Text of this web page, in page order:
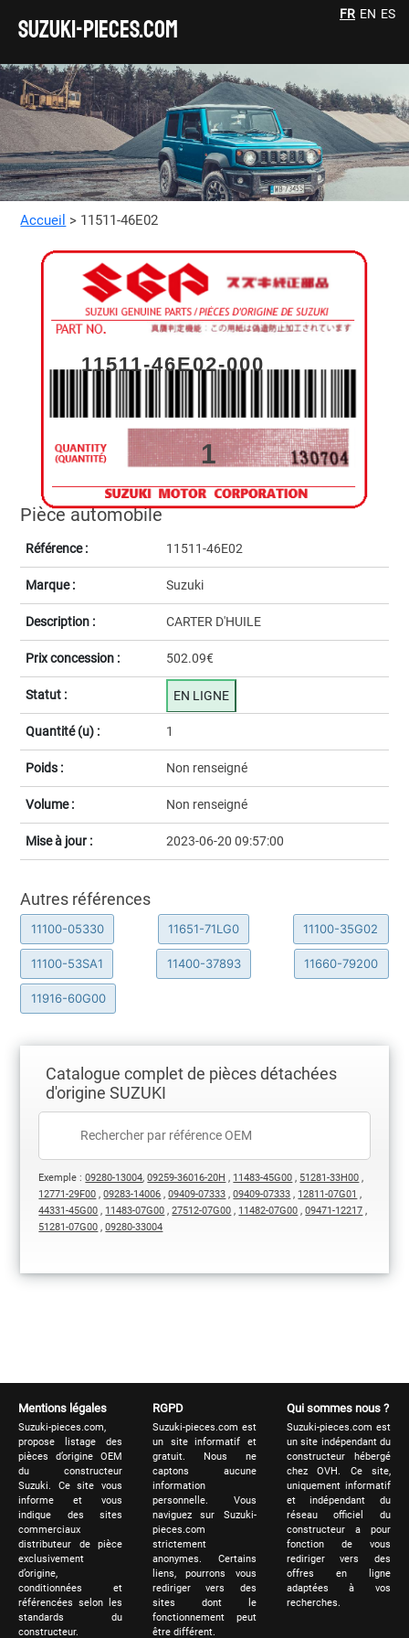
SUZUKI-pieces.com
FR EN ES
Accueil > 11511-46E02
Pièce automobile
Référence : 11511-46E02
Marque : Suzuki
Description : CARTER D'HUILE
Prix concession : 502.09€
Statut : EN LIGNE
Quantité (u) : 1
Poids : Non renseigné
Volume : Non renseigné
Mise à jour : 2023-06-20 09:57:00
11511-46E02-000
1
Autres références
11100-05330 11651-71LG0 11100-35G02
11100-53SA1 11400-37893 11660-79200
11916-60G00
Catalogue complet de pièces détachées
d'origine SUZUKI
Exemple :09280-13004,09259-36016-20H , 11483-45G00 , 51281-33H00 ,
12771-29F00 ,09283-14006 ,09409-07333 ,09409-07333 , 12811-07G01 ,
44331-45G00 , 11483-07G00 ,27512-07G00 , 11482-07G00 ,09471-12217 ,
51281-07G00 ,09280-33004
Mentions légales
Suzuki-pieces.com,
propose listage des
pièces d’origine OEM
du constructeur
Suzuki. Ce site vous
informe et vous
indique des sites
commerciaux
distributeur de pièce
exclusivement
d’origine,
conditionnées et
référencées selon les
standards du
constructeur.
RGPD
Suzuki-pieces.com est
un site informatif et
gratuit. Nous ne
captons aucune
information
personnelle. Vous
naviguez sur Suzuki-
pieces.com
strictement
anonymes. Certains
liens, pourrons vous
rediriger vers des
sites dont le
fonctionnement peut
être différent.
Qui sommes nous ?
Suzuki-pieces.com est
un site indépendant du
constructeur hébergé
chez OVH. Ce site,
uniquement informatif
et indépendant du
réseau officiel du
constructeur a pour
fonction de vous
rediriger vers des
offres en ligne
adaptées à vos
recherches.